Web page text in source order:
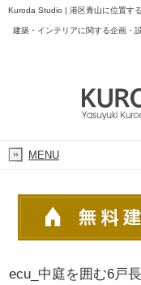
Kuroda Studio | 港区青山に位置す
建築・インテリアに関する企画・
MENU
ecu_中庭を囲む6戸